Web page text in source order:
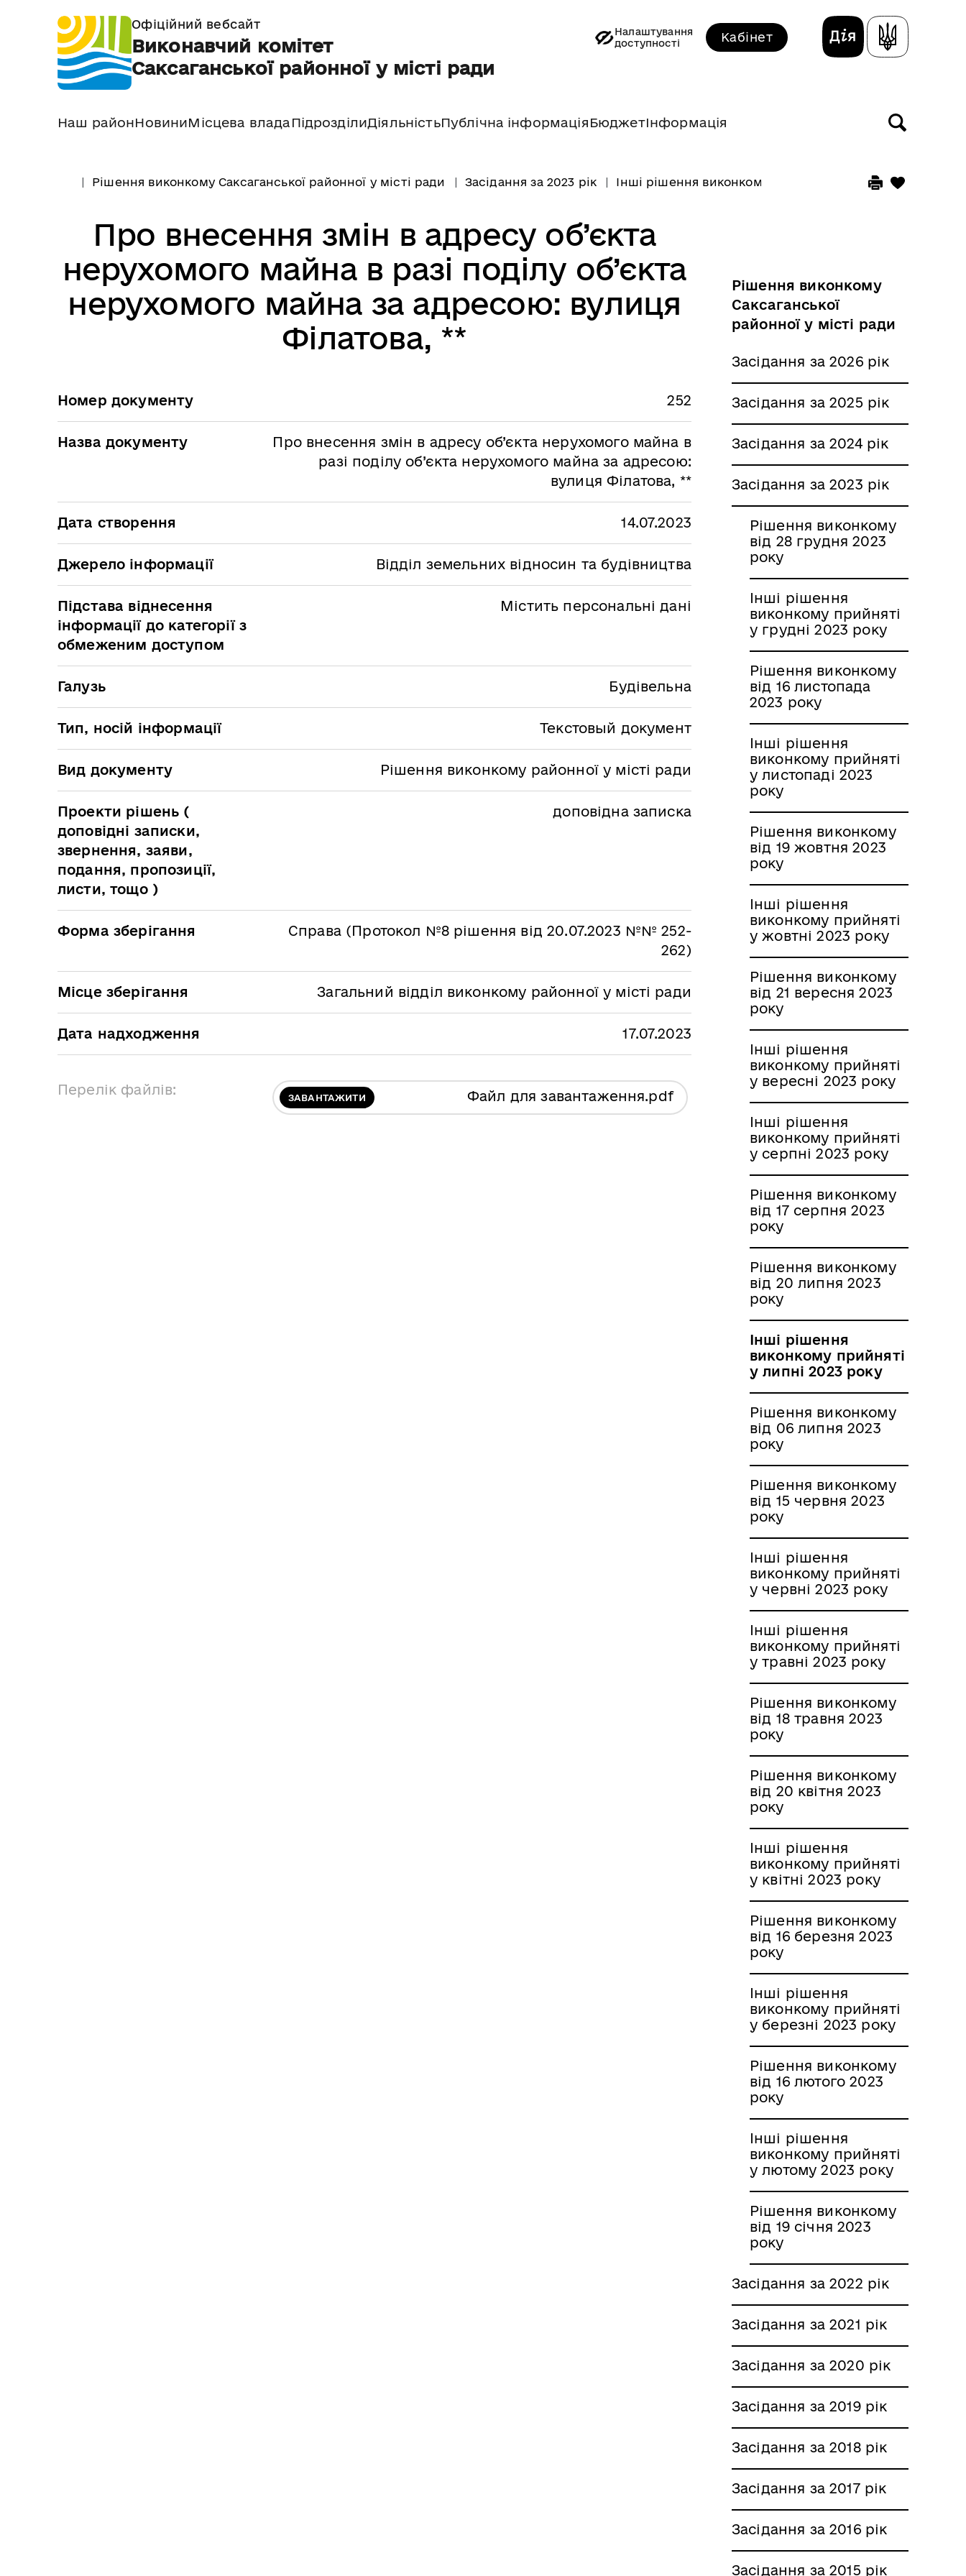
Офіційний вебсайт
Виконавчий комітет
Саксаганської районної у місті ради
Налаштування
доступності
Кабінет
Наш районНовиниМісцева влада ПідрозділиДіяльністьПублічна інформація БюджетІнформація
Рішення виконкому Саксаганської районної у місті ради Засідання за 2023 рік Інші рішення виконкому прийняті у липні 2023 року
Про внесення змін в адресу об’єкта
нерухомого майна в разі поділу об’єкта
нерухомого майна за адресою: вулиця
Філатова, **
Номер документу 252
Назва документу
Про внесення змін в адресу об’єкта нерухомого майна в
разі поділу об’єкта нерухомого майна за адресою:
вулиця Філатова, **
Дата створення 14.07.2023
Джерело інформації Відділ земельних відносин та будівництва
Підстава віднесення
інформації до категорії з
обмеженим доступом
Містить персональні дані
Галузь Будівельна
Тип, носій інформації Текстовый документ
Вид документу Рішення виконкому районної у місті ради
Проекти рішень (
доповідні записки,
звернення, заяви,
подання, пропозиції,
листи, тощо )
доповідна записка
Форма зберігання
Справа (Протокол №8 рішення від 20.07.2023 №№ 252-
262)
Місце зберігання Загальний відділ виконкому районної у місті ради
Дата надходження 17.07.2023
Перелік файлів: ЗАВАНТАЖИТИ Файл для завантаження.pdf
Рішення виконкому
Саксаганської
районної у місті ради
Засідання за 2026 рік
Засідання за 2025 рік
Засідання за 2024 рік
Засідання за 2023 рік
Рішення виконкому
від 28 грудня 2023
року
Інші рішення
виконкому прийняті
у грудні 2023 року
Рішення виконкому
від 16 листопада
2023 року
Інші рішення
виконкому прийняті
у листопаді 2023
року
Рішення виконкому
від 19 жовтня 2023
року
Інші рішення
виконкому прийняті
у жовтні 2023 року
Рішення виконкому
від 21 вересня 2023
року
Інші рішення
виконкому прийняті
у вересні 2023 року
Інші рішення
виконкому прийняті
у серпні 2023 року
Рішення виконкому
від 17 серпня 2023
року
Рішення виконкому
від 20 липня 2023
року
Інші рішення
виконкому прийняті
у липні 2023 року
Рішення виконкому
від 06 липня 2023
року
Рішення виконкому
від 15 червня 2023
року
Інші рішення
виконкому прийняті
у червні 2023 року
Інші рішення
виконкому прийняті
у травні 2023 року
Рішення виконкому
від 18 травня 2023
року
Рішення виконкому
від 20 квітня 2023
року
Інші рішення
виконкому прийняті
у квітні 2023 року
Рішення виконкому
від 16 березня 2023
року
Інші рішення
виконкому прийняті
у березні 2023 року
Рішення виконкому
від 16 лютого 2023
року
Інші рішення
виконкому прийняті
у лютому 2023 року
Рішення виконкому
від 19 січня 2023
року
Засідання за 2022 рік
Засідання за 2021 рік
Засідання за 2020 рік
Засідання за 2019 рік
Засідання за 2018 рік
Засідання за 2017 рік
Засідання за 2016 рік
Засідання за 2015 рік